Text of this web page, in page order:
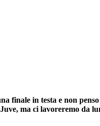
finale in testa e non
ma ci lavoreremo da